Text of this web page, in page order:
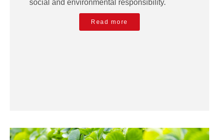
social and environmental responsibility.
Read more